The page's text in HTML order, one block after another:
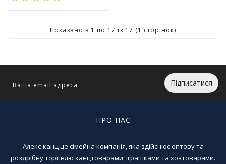
Показано з 1 по 17 із 17 (1 сторінок)
Підписатися
ПРО НАС
Алекс-канц це сімейна компанія, яка здійснює оптову та
роздрібну торгівлю канцтоварами, іграшками та хозтоварами.